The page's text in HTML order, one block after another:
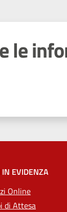
le
5 stelle
EVIDENZA
Online
di Attesa